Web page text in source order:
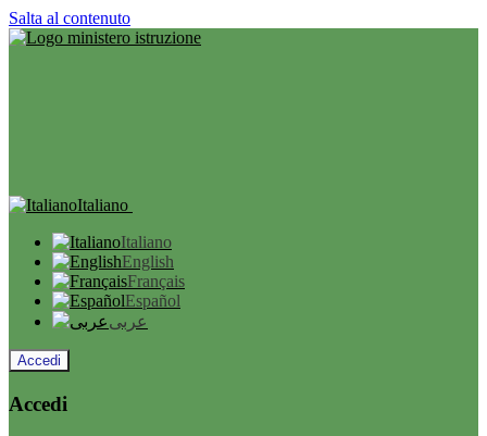
Salta al contenuto
Italiano
Italiano
English
Français
Español
عربى
Accedi
Accedi